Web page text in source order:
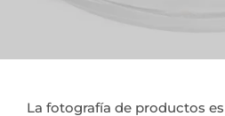
La fotografía de productos